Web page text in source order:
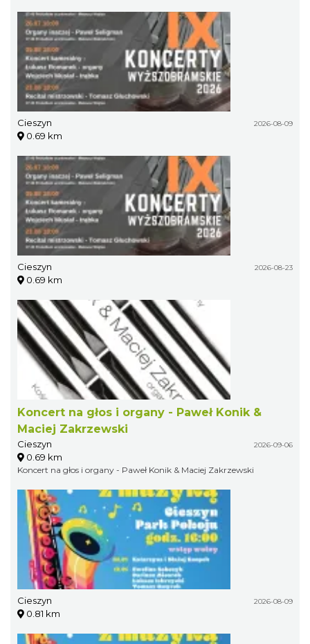
Cieszyn 2026-08-09
0.69 km
Cieszyn 2026-08-23
0.69 km
Koncert na głos i organy - Paweł Konik &
Maciej Zakrzewski
Cieszyn 2026-09-06
0.69 km
Koncert na głos i organy - Paweł Konik & Maciej Zakrzewski
Cieszyn 2026-08-09
0.81 km